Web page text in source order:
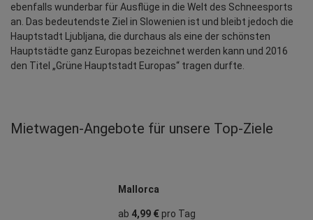
ebenfalls wunderbar für Ausflüge in die Welt des Schneesports
an. Das bedeutendste Ziel in Slowenien ist und bleibt jedoch die
Hauptstadt Ljubljana, die durchaus als eine der schönsten
Hauptstädte ganz Europas bezeichnet werden kann und 2016
den Titel „Grüne Hauptstadt Europas“ tragen durfte.
Mietwagen‑Angebote für unsere Top‑Ziele
Mallorca
ab 4,99 €pro Tag